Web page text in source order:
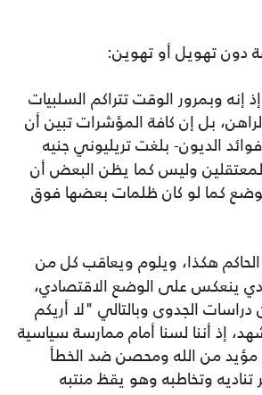
دون تهويل أو تهوين:
إنه وبمرور الوقت تتراكم السلبيات
بل إن كافة المؤشرات تبين أن
الديون- بلغت تريليوني جنيه
المعتقلين وليس كما يظن البعض أن
كما لو كان ظلمات بعضها فوق
الحاكم هكذا، ويلوم ويعاقب كل من
ينعكس على الوضع الاقتصادي،
الجدوى وبالتالي "لا أريكم
إذ أننا لسنا أمام ممارسة سياسية
مؤيد من الله ومحصن ضد الخطأ
وتخاطبه وهو يقظ منتبه